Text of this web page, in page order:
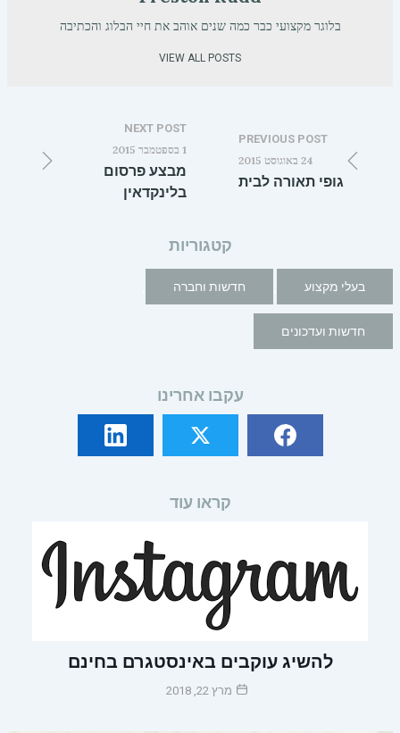
בלוגר מקצועי כבר כמה שנים אוהב את חיי הבלוג והכתיבה
VIEW ALL POSTS
PREVIOUS POST
24 באוגוסט 2015
גופי תאורה לבית
NEXT POST
1 בספטמבר 2015
מבצע פרסום
בלינקדאין
קטגוריות
בעלי מקצוע חדשות וחברה
חדשות ועדכונים
עקבו אחרינו
קראו עוד
להשיג עוקבים באינסטגרם בחינם
מרץ 22, 2018